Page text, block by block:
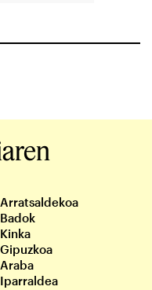
Arratsaldekoa
Badok
Kinka
Gipuzkoa
Araba
Iparraldea